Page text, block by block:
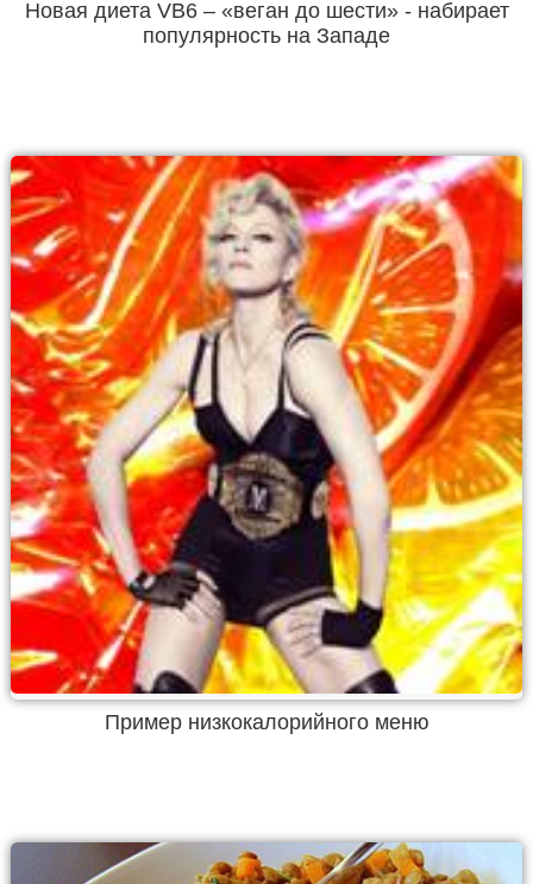
Новая диета VB6 – «веган до шести» - набирает
популярность на Западе
Пример низкокалорийного меню